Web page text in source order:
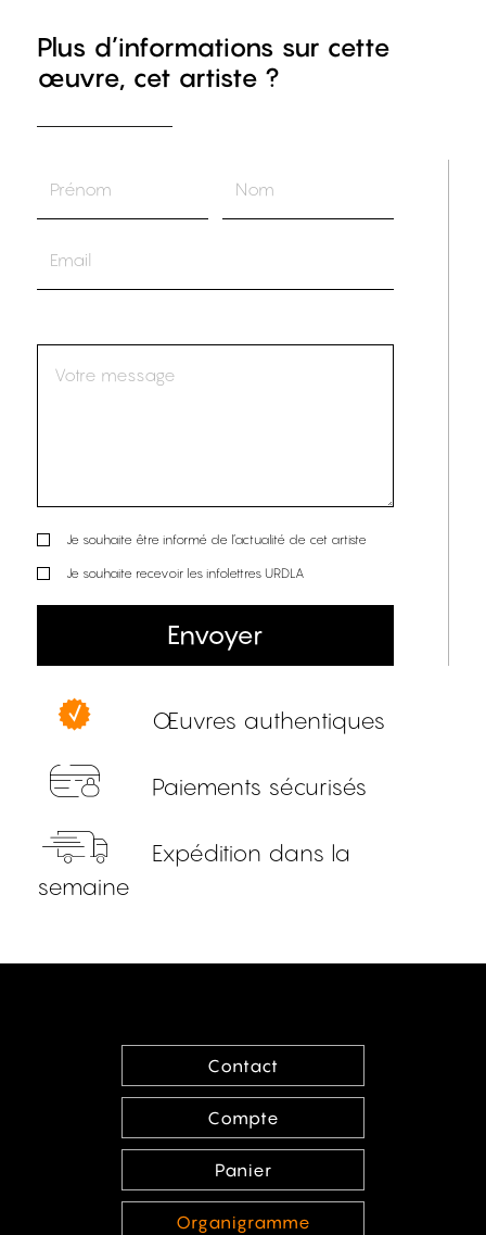
Plus d’informations sur cette
œuvre, cet artiste ?
Je souhaite être informé de l’actualité de cet artiste
Je souhaite recevoir les infolettres URDLA
Envoyer
Œuvres authentiques
Paiements sécurisés
Expédition dans la
semaine
Contact
Compte
Panier
Organigramme